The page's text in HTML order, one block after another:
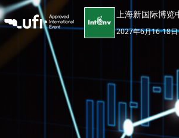
上海新国际博览
2027年6月16-18日